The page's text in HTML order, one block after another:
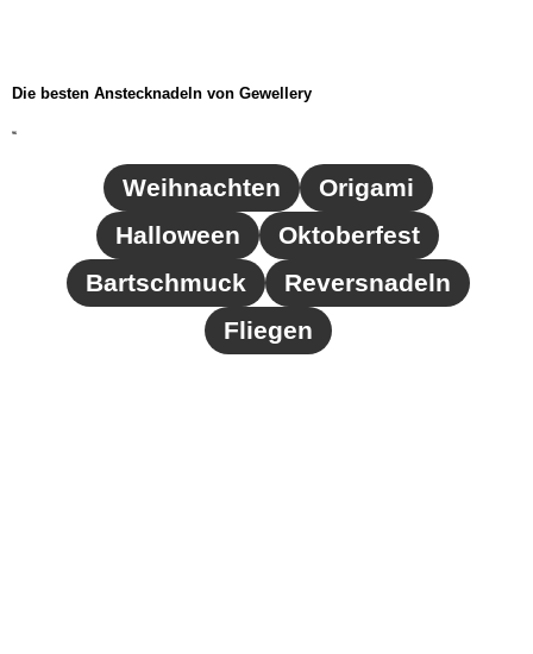
Die besten Anstecknadeln von Gewellery
96
Weihnachten
Origami
Halloween
Oktoberfest
Bartschmuck
Reversnadeln
Fliegen